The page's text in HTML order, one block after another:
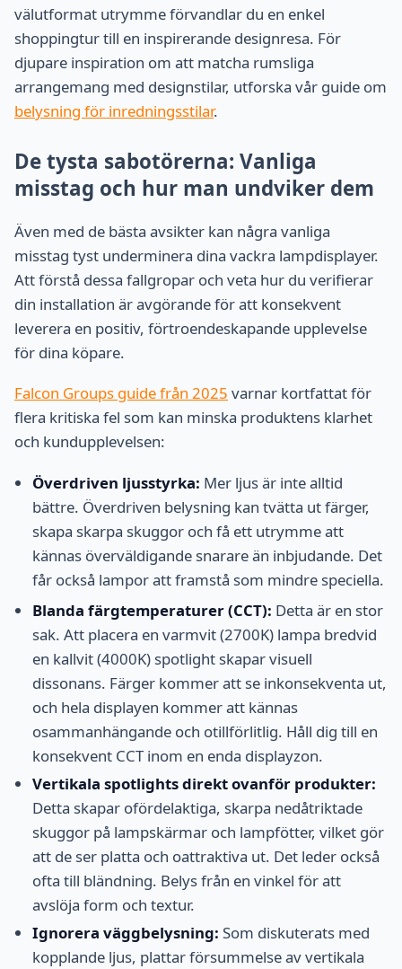
välutformat utrymme förvandlar du en enkel
shoppingtur till en inspirerande designresa. För
djupare inspiration om att matcha rumsliga
arrangemang med designstilar, utforska vår guide om
belysning för inredningsstilar.
De tysta sabotörerna: Vanliga
misstag och hur man undviker dem
Även med de bästa avsikter kan några vanliga
misstag tyst underminera dina vackra lampdisplayer.
Att förstå dessa fallgropar och veta hur du verifierar
din installation är avgörande för att konsekvent
leverera en positiv, förtroendeskapande upplevelse
för dina köpare.
Falcon Groups guide från 2025 varnar kortfattat för
flera kritiska fel som kan minska produktens klarhet
och kundupplevelsen:
Överdriven ljusstyrka: Mer ljus är inte alltid
bättre. Överdriven belysning kan tvätta ut färger,
skapa skarpa skuggor och få ett utrymme att
kännas överväldigande snarare än inbjudande. Det
får också lampor att framstå som mindre speciella.
Blanda färgtemperaturer (CCT): Detta är en stor
sak. Att placera en varmvit (2700K) lampa bredvid
en kallvit (4000K) spotlight skapar visuell
dissonans. Färger kommer att se inkonsekventa ut,
och hela displayen kommer att kännas
osammanhängande och otillförlitlig. Håll dig till en
konsekvent CCT inom en enda displayzon.
Vertikala spotlights direkt ovanför produkter:
Detta skapar ofördelaktiga, skarpa nedåtriktade
skuggor på lampskärmar och lampfötter, vilket gör
att de ser platta och oattraktiva ut. Det leder också
ofta till bländning. Belys från en vinkel för att
avslöja form och textur.
Ignorera väggbelysning: Som diskuterats med
kopplande ljus, plattar försummelse av vertikala